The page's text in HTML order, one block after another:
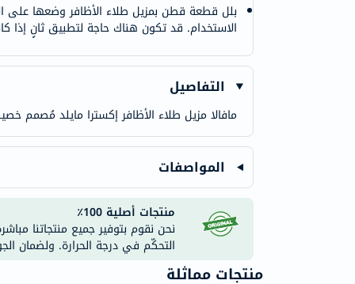
بلل قطعة قطن بمزيل طلاء الأظافر وضعها على
الاستخدام. قد تكون هناك حاجة لتطبيق ثانٍ إذا
التفاصيل
مافالا مزيل طلاء الأظافر إكسترا مايلد مُصمم
المواصفات
منتجات أصلية 100٪
نحن نقوم بتوفير جميع منتجاتنا
التحكّم في درجة الحرارة. ولضمان
منتجات مماثلة